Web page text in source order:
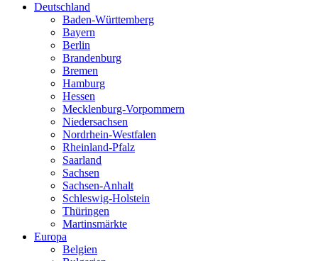
Deutschland
Baden-Württemberg
Bayern
Berlin
Brandenburg
Bremen
Hamburg
Hessen
Mecklenburg-Vorpommern
Niedersachsen
Nordrhein-Westfalen
Rheinland-Pfalz
Saarland
Sachsen
Sachsen-Anhalt
Schleswig-Holstein
Thüringen
Martinsmärkte
Europa
Belgien